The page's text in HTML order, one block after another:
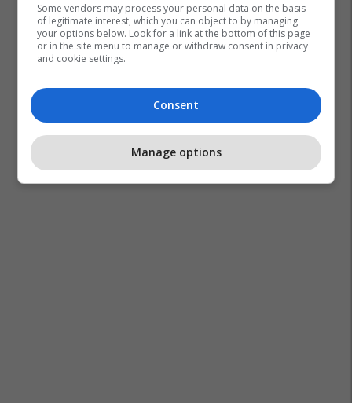
Some vendors may process your personal data on the basis
of legitimate interest, which you can object to by managing
your options below. Look for a link at the bottom of this page
or in the site menu to manage or withdraw consent in privacy
and cookie settings.
Consent
Manage options